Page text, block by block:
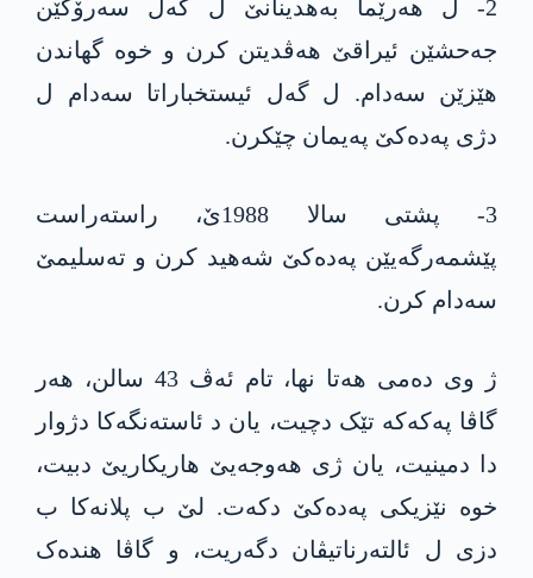
2- ل هەرێما به‌هدینانێ ل گه‌ل سەرۆکێن
جەحشێن ئیراقێ هەڤدیتن کرن و خوە گهاندن
هێزێن سەدام. ل گه‌ل ئیستخباراتا سەدام ل
دژی په‌ده‌كێ پەیمان چێکرن.
3- پشتی سالا 1988ێ، راستەراست
پێشمەرگەیێن په‌ده‌كێ شەهید کرن و تەسلیمێ
سەدام کرن.
ژ وی دەمی هەتا نها، تام ئەڤ 43 سالن، هەر
گاڤا په‌كه‌كه‌ تێک دچیت، یان د ئاستەنگەکا دژوار
دا دمینیت، یان ژی هەوجەیێ هاریكاریێ دبیت،
خوە نێزیکی په‌ده‌كێ دکەت. لێ ب پلانەکا ب
دزی ل ئالتەرناتیڤان دگەریت، و گاڤا هندەک